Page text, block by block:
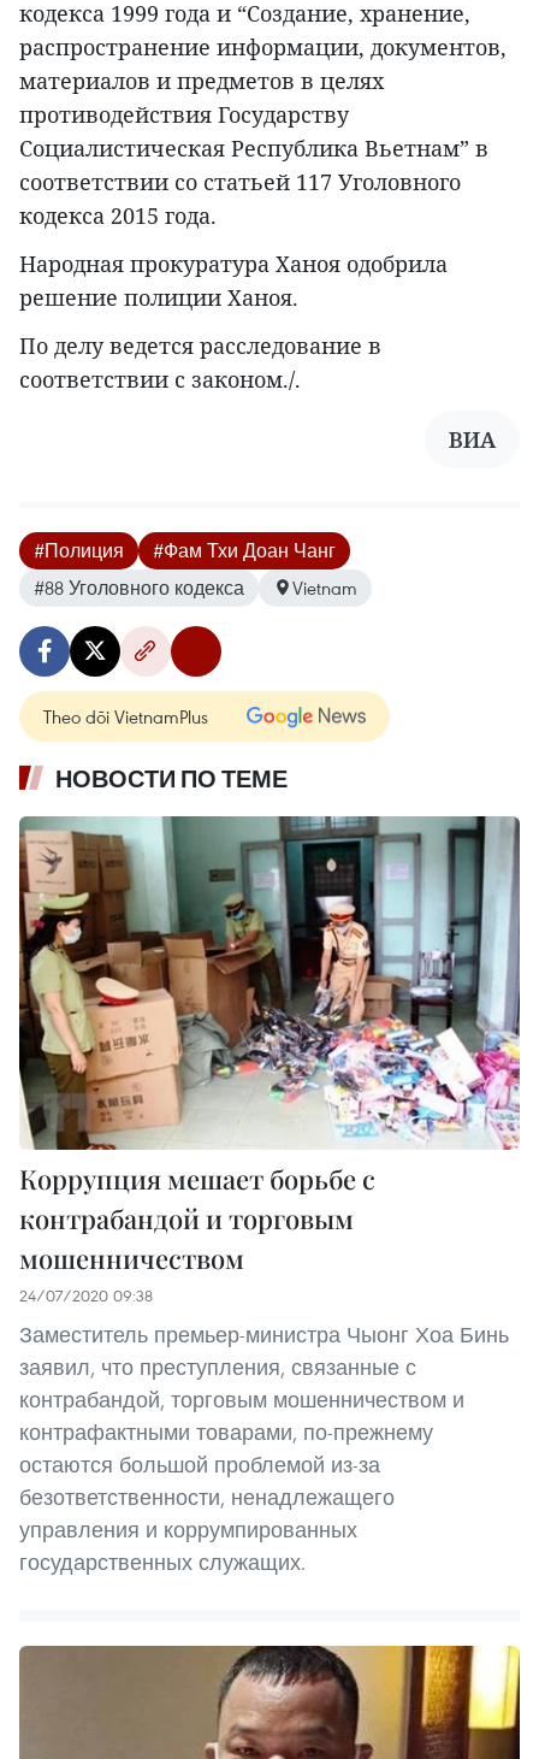
кодекса 1999 года и “Создание, хранение,
распространение информации, документов,
материалов и предметов в целях
противодействия Государству
Социалистическая Республика Вьетнам” в
соответствии со статьей 117 Уголовного
кодекса 2015 года.
Народная прокуратура Ханоя одобрила
решение полиции Ханоя.
По делу ведется расследование в
соответствии с законом./.
ВИА
#Полиция
#Фам Тхи Доан Чанг
#88 Уголовного кодекса
Vietnam
Theo dõi VietnamPlus
НОВОСТИ ПО ТЕМЕ
Коррупция мешает борьбе с
контрабандой и торговым
мошенничеством
24/07/2020 09:38
Заместитель премьер-министра Чыонг Хоа Бинь
заявил, что преступления, связанные с
контрабандой, торговым мошенничеством и
контрафактными товарами, по-прежнему
остаются большой проблемой из-за
безответственности, ненадлежащего
управления и коррумпированных
государственных служащих.